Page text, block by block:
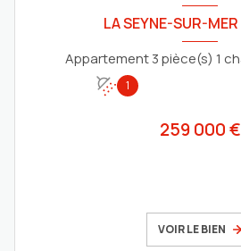
LA SEYNE-SUR-
1
259 000 €
VOIR LE BIEN